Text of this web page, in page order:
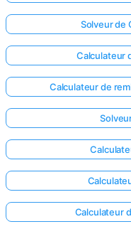
le
Posez
votre
Solveur de
Calculateur
Calculateur de
Calculateur